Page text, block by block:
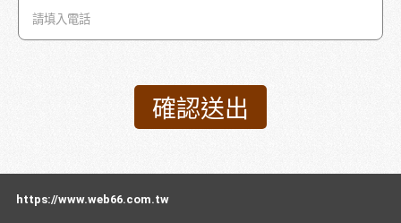
https://www.web66.com.tw